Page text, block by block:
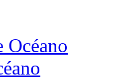
Océano